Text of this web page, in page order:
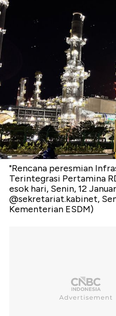
"Rencana peresmian
Terintegrasi Pertamina
esok hari, Senin, 12
@sekretariat.kabinet,
Kementerian ESDM)